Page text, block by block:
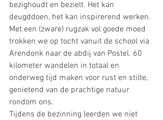
bezighoudt en bezielt. Het kan
deugddoen, het kan inspirerend werken.
Met een (zware) rugzak vol goede moed
trokken we op tocht vanuit de school via
Arendonk naar de abdij van Postel. 60
kilometer wandelen in totaal en
onderweg tijd maken voor rust en stilte,
genietend van de prachtige natuur
rondom ons.
Tijdens de bezinning leerden we niet